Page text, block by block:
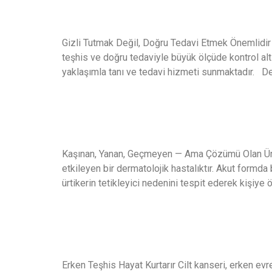
Gizli Tutmak Değil, Doğru Tedavi Etmek
teşhis ve doğru tedaviyle büyük ölçüde kontrol
yaklaşımla tanı ve tedavi hizmeti sunmaktadır.
Kaşınan, Yanan, Geçmeyen — Ama Çözümü
etkileyen bir dermatolojik hastalıktır. Akut
ürtikerin tetikleyici nedenini tespit ederek kişiye
Erken Teşhis Hayat Kurtarır Cilt kanseri, erken